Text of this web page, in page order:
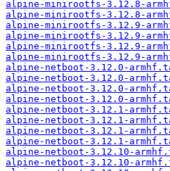
alpine-minirootfs-3.12.8-
alpine-minirootfs-3.12.8-
alpine-minirootfs-3.12.9-
alpine-minirootfs-3.12.9-
alpine-minirootfs-3.12.9-
alpine-minirootfs-3.12.9-
alpine-netboot-3.12.0-
alpine-netboot-3.12.0-
alpine-netboot-3.12.0-
alpine-netboot-3.12.0-
alpine-netboot-3.12.1-
alpine-netboot-3.12.1-
alpine-netboot-3.12.1-
alpine-netboot-3.12.1-
alpine-netboot-3.12.10-
alpine-netboot-3.12.10-